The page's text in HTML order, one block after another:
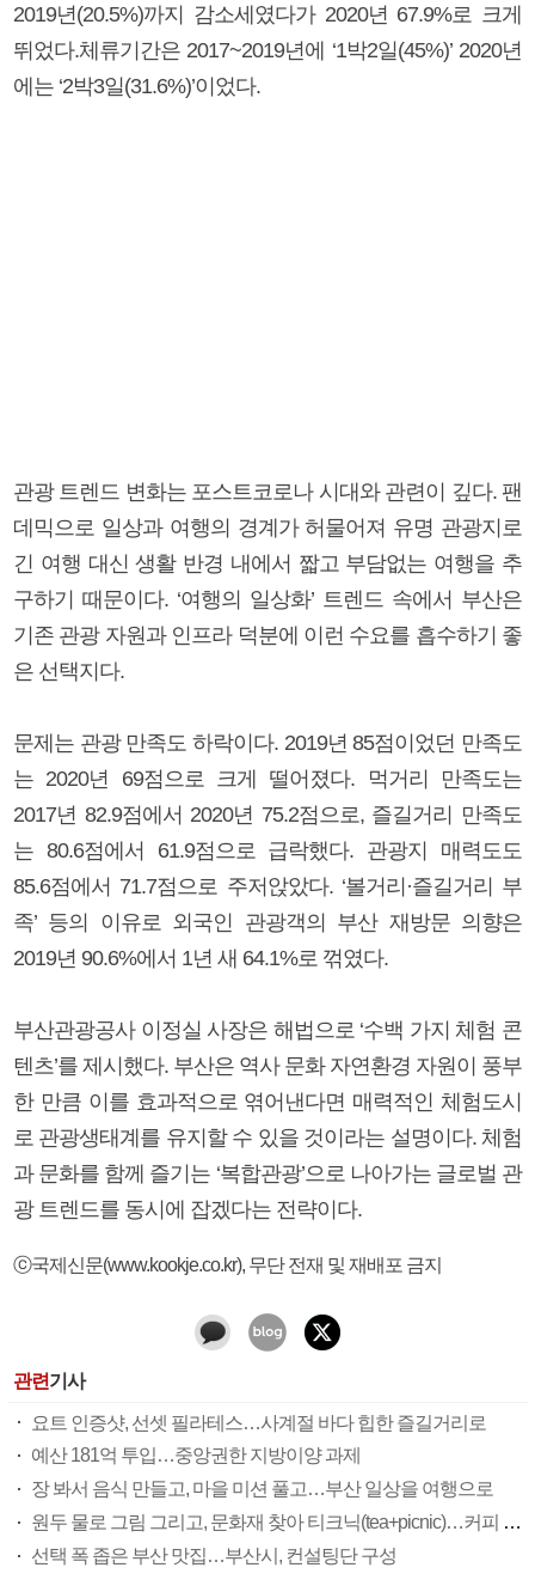
2019년(20.5%)까지 감소세였다가 2020년 67.9%로 크게
뛰었다.체류기간은 2017~2019년에 ‘1박2일(45%)’ 2020년
에는 ‘2박3일(31.6%)’이었다.
관광 트렌드 변화는 포스트코로나 시대와 관련이 깊다. 팬
데믹으로 일상과 여행의 경계가 허물어져 유명 관광지로
긴 여행 대신 생활 반경 내에서 짧고 부담없는 여행을 추
구하기 때문이다. ‘여행의 일상화’ 트렌드 속에서 부산은
기존 관광 자원과 인프라 덕분에 이런 수요를 흡수하기 좋
은 선택지다.
문제는 관광 만족도 하락이다. 2019년 85점이었던 만족도
는 2020년 69점으로 크게 떨어졌다. 먹거리 만족도는
2017년 82.9점에서 2020년 75.2점으로, 즐길거리 만족도
는 80.6점에서 61.9점으로 급락했다. 관광지 매력도도
85.6점에서 71.7점으로 주저앉았다. ‘볼거리·즐길거리 부
족’ 등의 이유로 외국인 관광객의 부산 재방문 의향은
2019년 90.6%에서 1년 새 64.1%로 꺾였다.
부산관광공사 이정실 사장은 해법으로 ‘수백 가지 체험 콘
텐츠’를 제시했다. 부산은 역사 문화 자연환경 자원이 풍부
한 만큼 이를 효과적으로 엮어낸다면 매력적인 체험도시
로 관광생태계를 유지할 수 있을 것이라는 설명이다. 체험
과 문화를 함께 즐기는 ‘복합관광’으로 나아가는 글로벌 관
광 트렌드를 동시에 잡겠다는 전략이다.
ⓒ국제신문(www.kookje.co.kr), 무단 전재 및 재배포 금지
관련기사
요트 인증샷, 선셋 필라테스…사계절 바다 힙한 즐길거리로
예산 181억 투입…중앙권한 지방이양 과제
장 봐서 음식 만들고, 마을 미션 풀고…부산 일상을 여행으로
원두 물로 그림 그리고, 문화재 찾아 티크닉(tea+picnic)…커피 무한변신
선택 폭 좁은 부산 맛집…부산시, 컨설팅단 구성